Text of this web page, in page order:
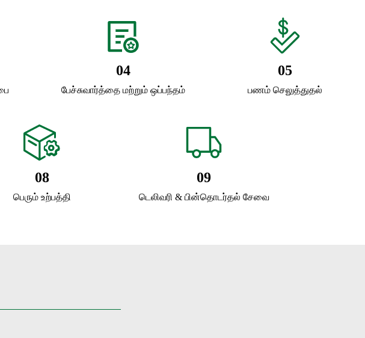
04
பேச்சுவார்த்தை மற்றும் ஒப்பந்தம்
05
பணம் செலுத்துதல்
08
பெரும் உற்பத்தி
09
டெலிவரி & பின்தொடர்தல் சேவை